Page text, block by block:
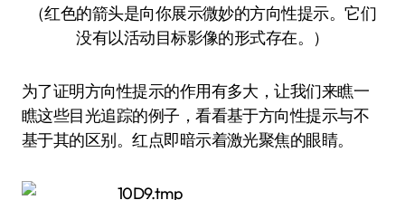
（红色的箭头是向你展示微妙的方向性提示。它们
没有以活动目标影像的形式存在。）
为了证明方向性提示的作用有多大，让我们来瞧一
瞧这些目光追踪的例子，看看基于方向性提示与不
基于其的区别。红点即暗示着激光聚焦的眼睛。